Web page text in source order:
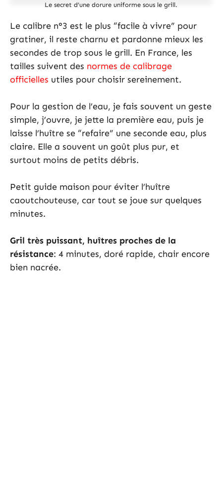
Le secret d’une dorure uniforme sous le grill.
Le calibre n°3 est le plus “facile à vivre” pour
gratiner, il reste charnu et pardonne mieux les
secondes de trop sous le grill. En France, les
tailles suivent des normes de calibrage
officielles utiles pour choisir sereinement.
Pour la gestion de l’eau, je fais souvent un geste
simple, j’ouvre, je jette la première eau, puis je
laisse l’huître se “refaire” une seconde eau, plus
claire. Elle a souvent un goût plus pur, et
surtout moins de petits débris.
Petit guide maison pour éviter l’huître
caoutchouteuse, car tout se joue sur quelques
minutes.
Gril très puissant, huîtres proches de la
résistance: 4 minutes, doré rapide, chair encore
bien nacrée.